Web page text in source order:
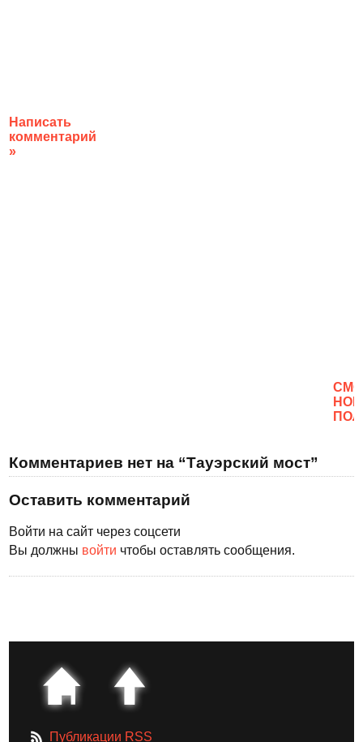
Написать
комментарий
»
Комментариев нет на “Тауэрский мост”
Оставить комментарий
Войти на сайт через соцсети
Вы должны войти чтобы оставлять сообщения.
Публикации RSS